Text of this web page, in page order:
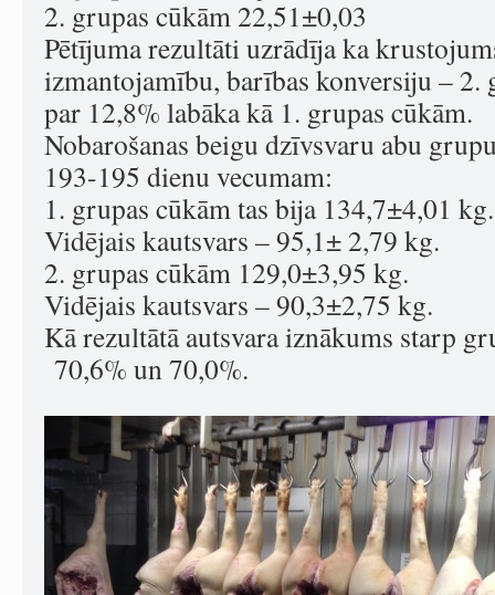
2. grupas cūkām 22,51±0,03
Pētījuma rezultāti uzrādīja ka
izmantojamību, barības konversiju – 2.
par 12,8% labāka kā 1. grupas cūkām.
Nobarošanas beigu dzīvsvaru abu
193-195 dienu vecumam:
1. grupas cūkām tas bija 134,7±4,01 kg.
Vidējais kautsvars – 95,1± 2,79 kg.
2. grupas cūkām 129,0±3,95 kg.
Vidējais kautsvars – 90,3±2,75 kg.
Kā rezultātā autsvara iznākums starp
70,6% un 70,0%.